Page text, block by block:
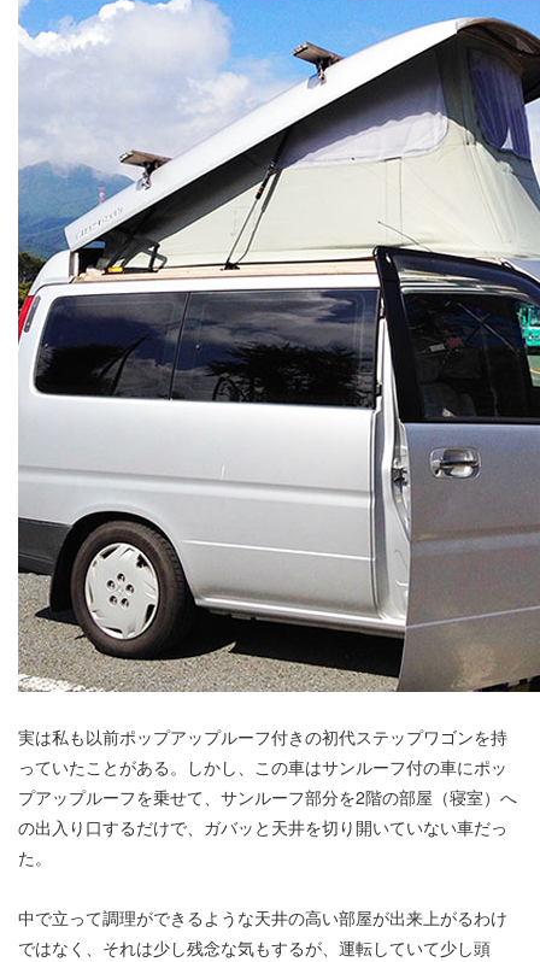
実は私も以前ポップアップルーフ付きの初代ステップワゴンを持
っていたことがある。しかし、この車はサンルーフ付の車にポッ
プアップルーフを乗せて、サンルーフ部分を2階の部屋（寝室）へ
の出入り口するだけで、ガバッと天井を切り開いていない車だっ
た。
中で立って調理ができるような天井の高い部屋が出来上がるわけ
ではなく、それは少し残念な気もするが、運転していて少し頭